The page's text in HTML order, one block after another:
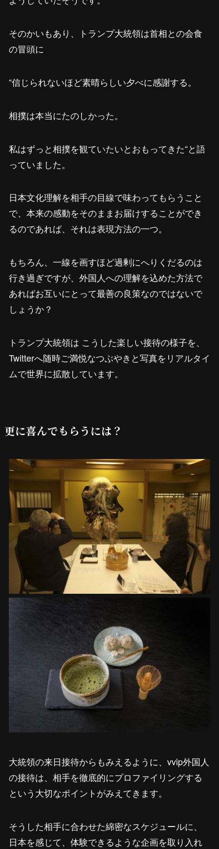
そのかいもあり、トランプ大統領は首相との会食
の冒頭に
“信じられないほど素晴らしい夕べに感謝する。
相撲は本当にたのしかった。
私はずっと相撲を観ていたいとおもってきた“と語
っていました。
日本文化理解を相手の目線で味わってもらうこと
で、本来の感動をそのままお届けすることができ
るのであれば、それは表現方法の一つ。
もちろん、一線を画すほど過剰にへりくだるのは
行き過ぎですが、外国人への理解を込めた方法で
あればお互いにとって最善の良策なのではないで
しょうか？
トランプ大統領は こうした楽しい接待の様子を、
Twitterへ随時ご満悦なつぶやきと写真をリアルタイ
ムで世界に拡散しています。
更に喜んでもらうには？
大統領の来日接待からもみえるように、vvip外国人
の接待は、相手を徹底的にプロファイリングする
という大切なポイントがみえてきます。
そうした相手に合わせた綿密なスケジュールに、
日本を感じて、体験できるような企画を取り入れ